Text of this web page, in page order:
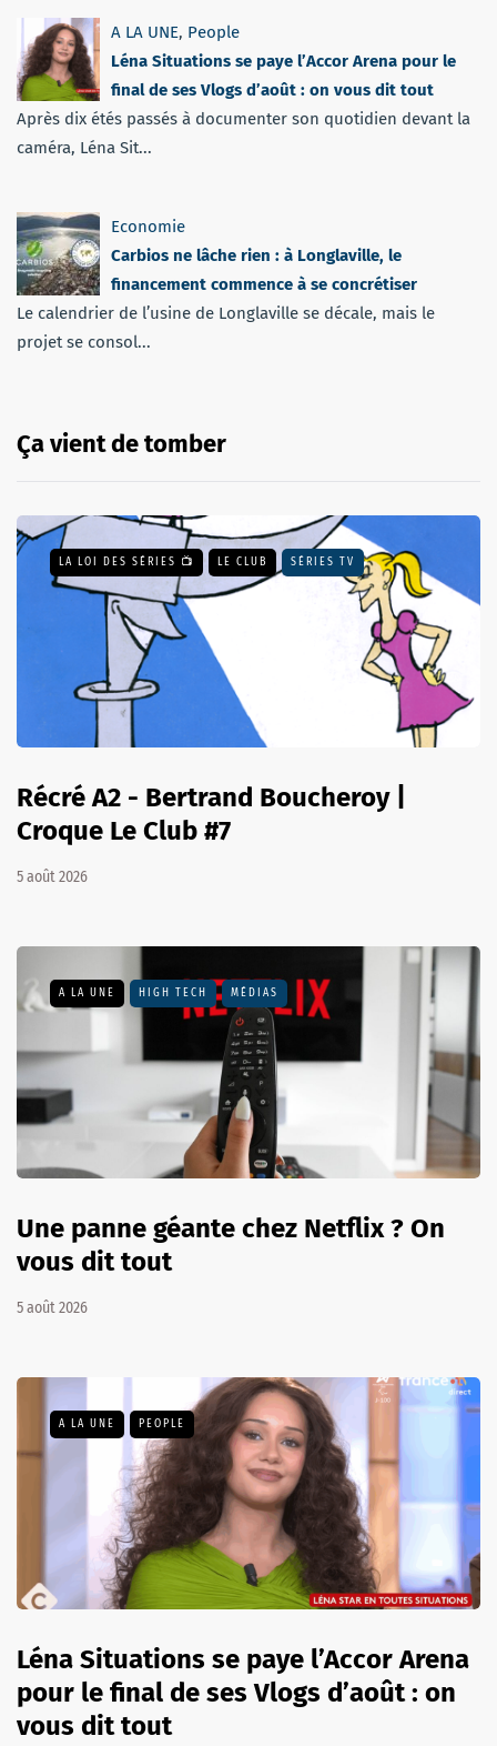
A LA UNE, People
Léna Situations se paye l’Accor Arena pour le
final de ses Vlogs d’août : on vous dit tout
Après dix étés passés à documenter son quotidien devant la
caméra, Léna Sit...
Economie
Carbios ne lâche rien : à Longlaville, le
financement commence à se concrétiser
Le calendrier de l’usine de Longlaville se décale, mais le
projet se consol...
Ça vient de tomber
LA LOI DES SÉRIES 📺 LE CLUB SÉRIES TV
Récré A2 - Bertrand Boucheroy |
Croque Le Club #7
5 août 2026
A LA UNE HIGH TECH MÉDIAS
Une panne géante chez Netflix ? On
vous dit tout
5 août 2026
A LA UNE PEOPLE
Léna Situations se paye l’Accor Arena
pour le final de ses Vlogs d’août : on
vous dit tout